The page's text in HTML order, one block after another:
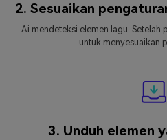
2. Sesuaikan
Ai mendeteksi elemen lagu. Setelah
untuk menyesuaikan
3. Unduh elemen